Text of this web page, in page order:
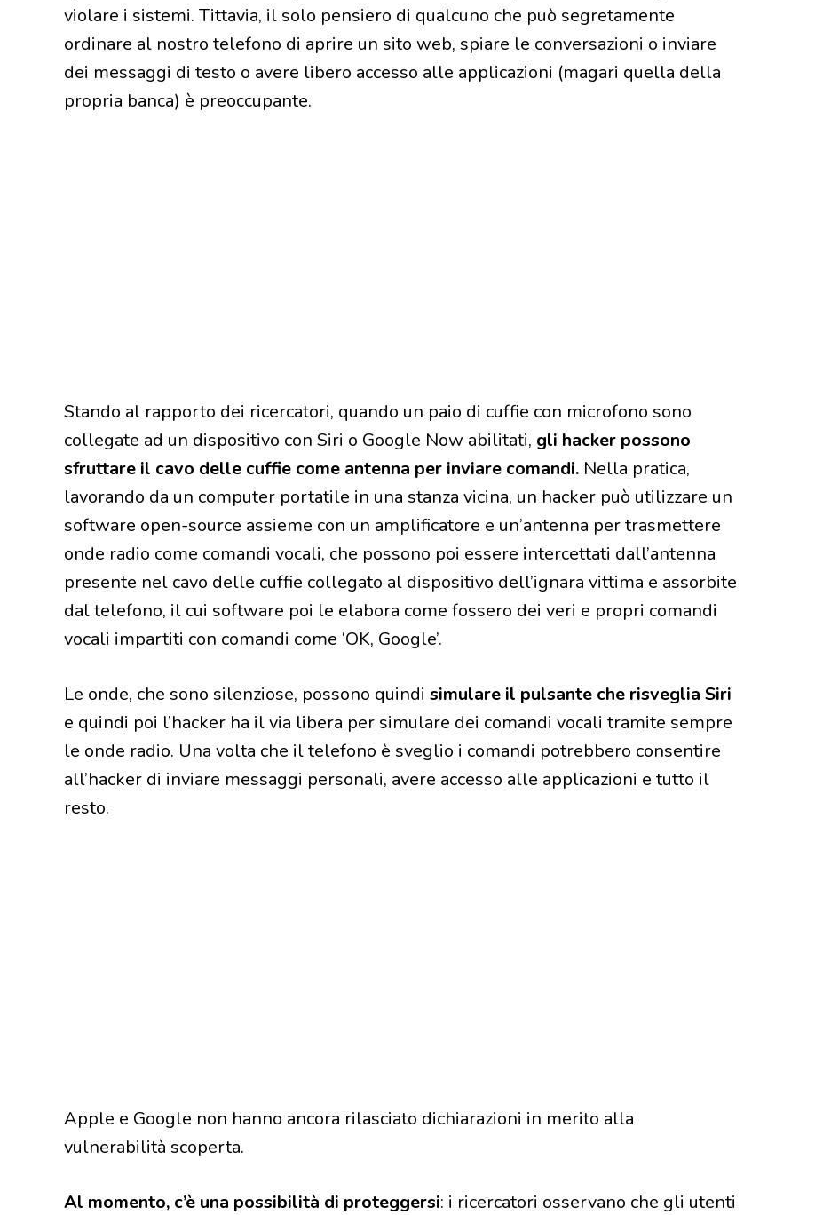
violare i sistemi. Tittavia, il solo pensiero di qualcuno che può segretamente
ordinare al nostro telefono di aprire un sito web, spiare le conversazioni o inviare
dei messaggi di testo o avere libero accesso alle applicazioni (magari quella della
propria banca) è preoccupante.
Stando al rapporto dei ricercatori, quando un paio di cuffie con microfono sono
collegate ad un dispositivo con Siri o Google Now abilitati, gli hacker possono
sfruttare il cavo delle cuffie come antenna per inviare comandi. Nella pratica,
lavorando da un computer portatile in una stanza vicina, un hacker può utilizzare un
software open-source assieme con un amplificatore e un’antenna per trasmettere
onde radio come comandi vocali, che possono poi essere intercettati dall’antenna
presente nel cavo delle cuffie collegato al dispositivo dell’ignara vittima e assorbite
dal telefono, il cui software poi le elabora come fossero dei veri e propri comandi
vocali impartiti con comandi come ‘OK, Google’.
Le onde, che sono silenziose, possono quindi simulare il pulsante che risveglia Siri
e quindi poi l’hacker ha il via libera per simulare dei comandi vocali tramite sempre
le onde radio. Una volta che il telefono è sveglio i comandi potrebbero consentire
all’hacker di inviare messaggi personali, avere accesso alle applicazioni e tutto il
resto.
Apple e Google non hanno ancora rilasciato dichiarazioni in merito alla
vulnerabilità scoperta.
Al momento, c’è una possibilità di proteggersi: i ricercatori osservano che gli utenti